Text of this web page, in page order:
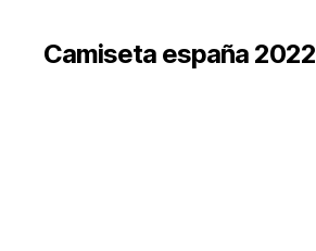
Camiseta españa 2022